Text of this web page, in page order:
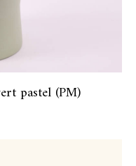
pastel (PM)